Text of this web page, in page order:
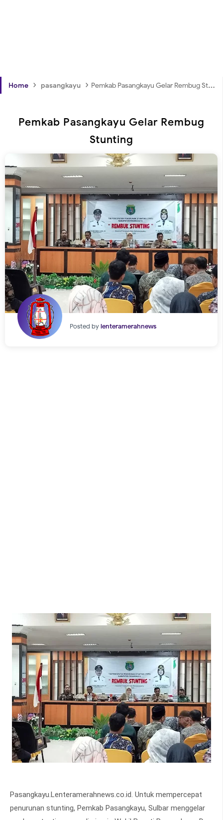
Home › pasangkayu › Pemkab Pasangkayu Gelar Rembug Stunting
Pemkab Pasangkayu Gelar Rembug
Stunting
Posted bylenteramerahnews
Pasangkayu.Lenteramerahnews.co.id. Untuk mempercepat
penurunan stunting, Pemkab Pasangkayu, Sulbar menggelar